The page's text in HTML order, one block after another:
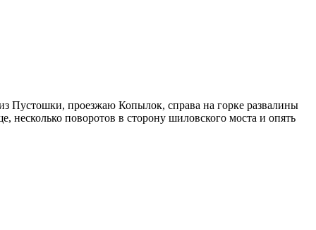
Пустошки, проезжаю Копылок, справа на горке развалины
несколько поворотов в сторону шиловского моста и опять